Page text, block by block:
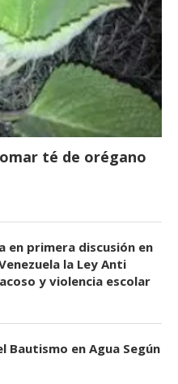
té de orégano
en primera discusión en
la Ley Anti
y violencia escolar
Bautismo en Agua Según